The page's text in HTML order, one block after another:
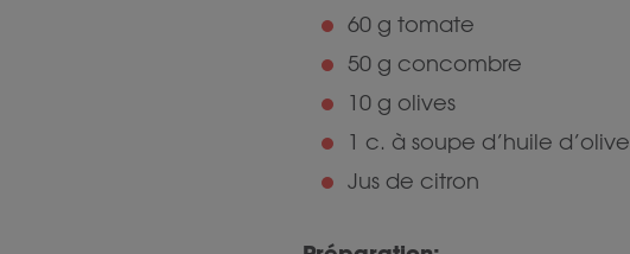
60 g tomate
50 g concombre
10 g olives
1 c. à soupe d’huile d’olive
Jus de citron